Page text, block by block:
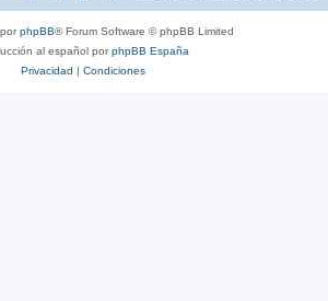
phpBB® Forum Software © phpBB Limited
al español porphpBB España
Privacidad | Condiciones